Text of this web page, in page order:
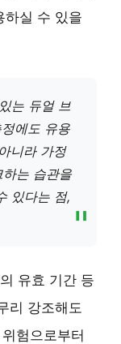
하실 수 있을
는 듀얼 브
에도 유용
니라 가정
는 습관을
있다는 점,
유효 기간 등
리 강조해도
험으로부터